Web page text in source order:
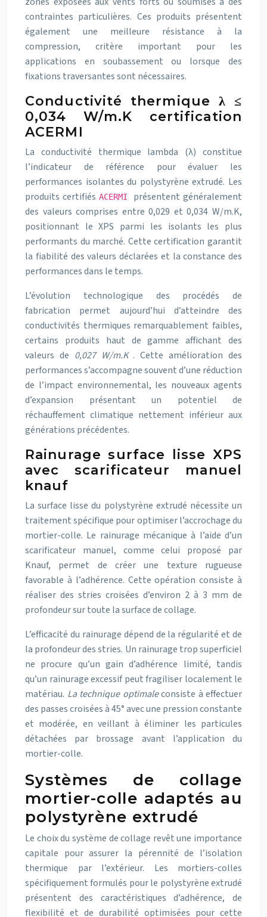
contraintes particulières. Ces produits présentent
également une meilleure résistance à la
compression, critère important pour les
applications en soubassement ou lorsque des
fixations traversantes sont nécessaires.
Conductivité thermique λ ≤
0,034 W/m.K certification
ACERMI
La conductivité thermique lambda (λ) constitue
l’indicateur de référence pour évaluer les
performances isolantes du polystyrène extrudé. Les
produits certifiés ACERMI présentent généralement
des valeurs comprises entre 0,029 et 0,034 W/m.K,
positionnant le XPS parmi les isolants les plus
performants du marché. Cette certification garantit
la fiabilité des valeurs déclarées et la constance des
performances dans le temps.
L’évolution technologique des procédés de
fabrication permet aujourd’hui d’atteindre des
conductivités thermiques remarquablement faibles,
certains produits haut de gamme affichant des
valeurs de 0,027 W/m.K . Cette amélioration des
performances s’accompagne souvent d’une réduction
de l’impact environnemental, les nouveaux agents
d’expansion présentant un potentiel de
réchauffement climatique nettement inférieur aux
générations précédentes.
Rainurage surface lisse XPS
avec scarificateur manuel
knauf
La surface lisse du polystyrène extrudé nécessite un
traitement spécifique pour optimiser l’accrochage du
mortier-colle. Le rainurage mécanique à l’aide d’un
scarificateur manuel, comme celui proposé par
Knauf, permet de créer une texture rugueuse
favorable à l’adhérence. Cette opération consiste à
réaliser des stries croisées d’environ 2 à 3 mm de
profondeur sur toute la surface de collage.
L’efficacité du rainurage dépend de la régularité et de
la profondeur des stries. Un rainurage trop superficiel
ne procure qu’un gain d’adhérence limité, tandis
qu’un rainurage excessif peut fragiliser localement le
matériau. La technique optimaleconsiste à effectuer
des passes croisées à 45° avec une pression constante
et modérée, en veillant à éliminer les particules
détachées par brossage avant l’application du
mortier-colle.
Systèmes de collage
mortier-colle adaptés au
polystyrène extrudé
Le choix du système de collage revêt une importance
capitale pour assurer la pérennité de l’isolation
thermique par l’extérieur. Les mortiers-colles
spécifiquement formulés pour le polystyrène extrudé
présentent des caractéristiques d’adhérence, de
flexibilité et de durabilité optimisées pour cette